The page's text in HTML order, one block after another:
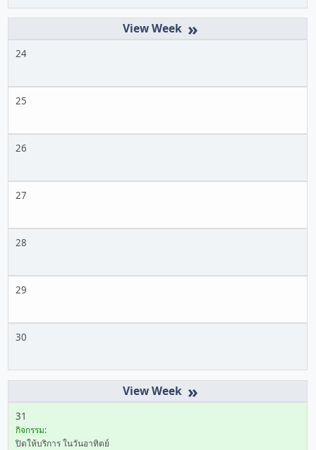
»
24
25
26
27
28
29
30
»
31
กิจกรรม:
ปิดให้บริการ ในวันอาทิตย์